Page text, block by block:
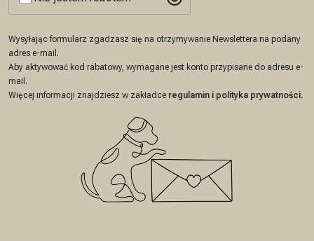
Wysyłając formularz zgadzasz się na otrzymywanie Newslettera na podany
adres e-mail.
Aby aktywować kod rabatowy, wymagane jest konto przypisane do adresu e-
mail.
Więcej informacji znajdziesz w zakładce regulamin i polityka prywatności.